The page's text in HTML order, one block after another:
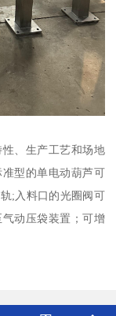
、生产工艺和场地
型的单电动葫芦可
;入料口的光圈阀可
动压袋装置；可增